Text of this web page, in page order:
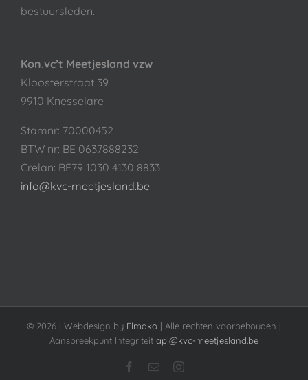
bestuursleden.
Kon.vc’t Meetjesland vzw
Kloosterstraat 39
9910 Knesselare
Stamnr: 70000452
BTW nr: BE 0637888232
Crelan: BE79 1030 4130 8833
info@kvc-meetjesland.be
© 2026 | Webdesign by Elmako | Alle rechten voorbehouden |
Aanspreekpunt Integriteit api@kvc-meetjesland.be
Facebook
E-
Instagram